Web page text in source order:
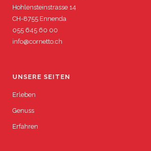
Hohlensteinstrasse 14
CH-8755 Ennenda
055 645 60 00
info@cornetto.ch
UNSERE SEITEN
Erleben
Genuss
Erfahren